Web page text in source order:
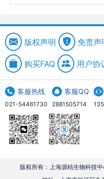
版权声明 免责声
购买FAQ 用户协
客服热线
021-54461730
客服QQ
2881505714
版权所有：上海源桔生物科技中